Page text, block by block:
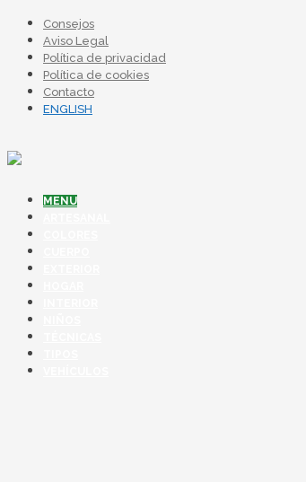
Consejos
Aviso Legal
Política de privacidad
Política de cookies
Contacto
ENGLISH
MENU